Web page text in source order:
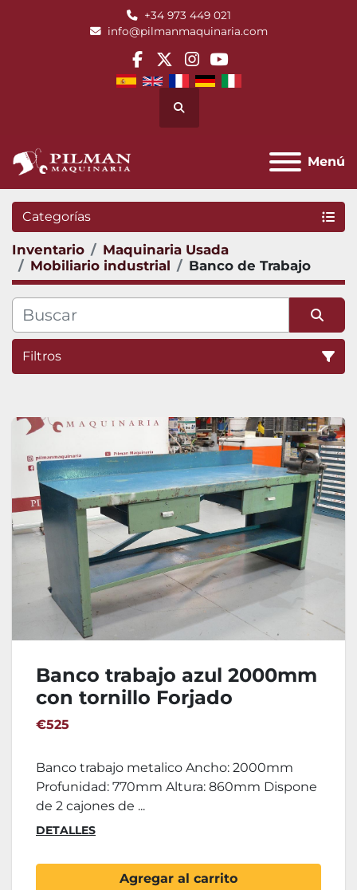
+34 973 449 021
info@pilmanmaquinaria.com
facebook
twitterinstagram
youtube
Buscar
Menú
Categorías
Inventario
Maquinaria Usada
Mobiliario industrial
Banco de Trabajo
Filtros
Banco trabajo azul 2000mm
con tornillo Forjado
€525
Banco trabajo metalico Ancho: 2000mm
Profunidad: 770mm Altura: 860mm Dispone
de 2 cajones de ...
DETALLES
Agregar al carrito